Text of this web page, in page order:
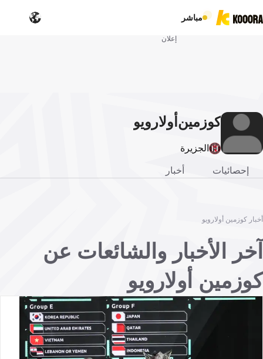
مباشر
إعلان
كوزمين أولارويو
الجزيرة
إحصائيات أخبار
أخبار كوزمين أولارويو
آخر الأخبار والشائعات عن
كوزمين أولارويو